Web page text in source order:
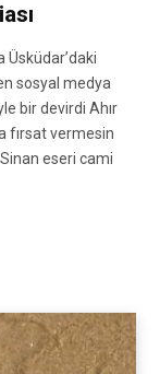
Üsküdar’daki
sosyal medya
bir devirdi Ahır
fırsat vermesin
eseri cami